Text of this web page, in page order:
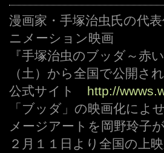
漫画家・手塚治虫氏の代
ニメーション映画
『手塚治虫のブッダ～赤
（土）から全国で公開さ
公式サイト http://
「ブッダ」の映画化に
メージアートを岡野玲子
２月１１日より全国の上